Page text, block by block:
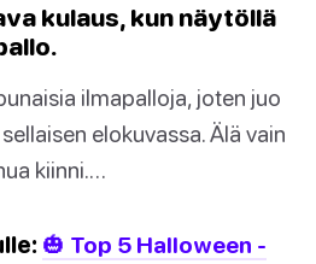
kulaus, kun näytöllä
ilmapalloja, joten juo
elokuvassa. Älä vain
kiinni.…
🎃 Top 5 Halloween -